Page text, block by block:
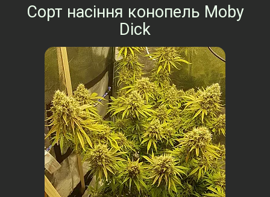
Сорт насіння конопель Moby
Dick